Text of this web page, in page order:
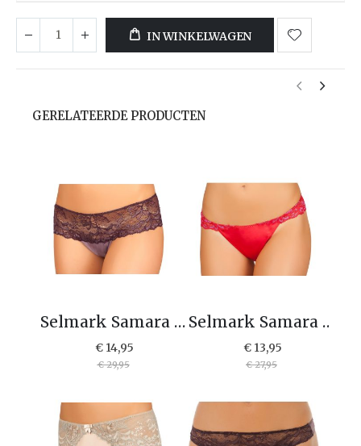
IN WINKELWAGEN
GERELATEERDE PRODUCTEN
Selmark Samara hipster string 60306
€ 14,95
€ 29,95
Selmark Samara rio slip 60304
€ 13,95
€ 27,95